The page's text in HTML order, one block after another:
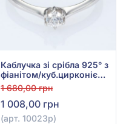
Каблучка зі срібла 925° з
фіанітом/куб.цирконієм,
арт. 10023р
1 680,00 грн
1 008,00 грн
(арт. 10023р)